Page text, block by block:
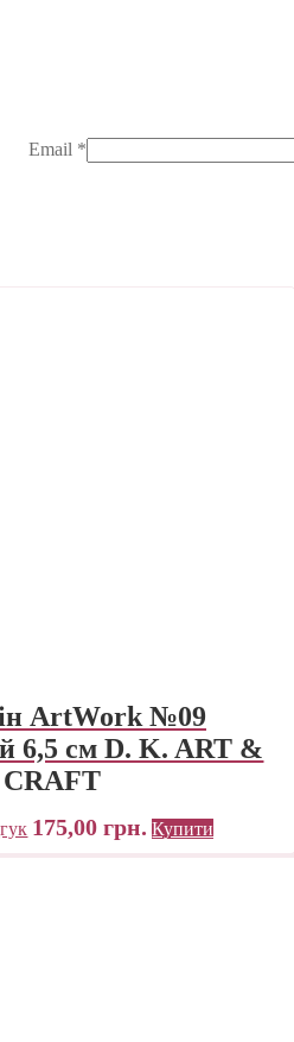
Email *
ArtWork №09
6,5 см D. K. ART &
CRAFT
175,00грн. Купити